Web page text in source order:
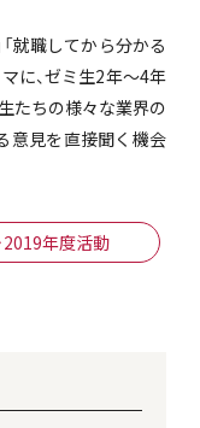
就職してから分かる
に、ゼミ生2年～4年
たちの様々な業界の
意見を直接聞く機会
2019年度活動